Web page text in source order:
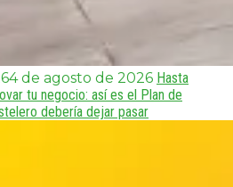
4 de agosto de 2026 Hasta
tu negocio: así es el Plan de
debería dejar pasar